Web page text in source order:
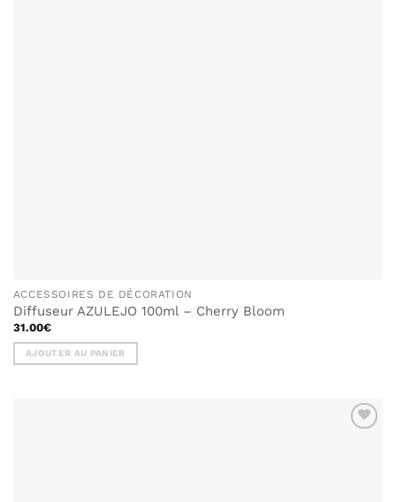
ACCESSOIRES DE DÉCORATION
Diffuseur AZULEJO 100ml – Cherry Bloom
31.00€
AJOUTER AU PANIER